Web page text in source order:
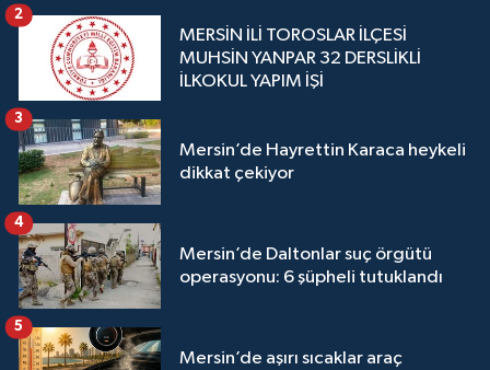
MERSİN İLİ TOROSLAR İLÇESİ
MUHSİN YANPAR 32 DERSLİKLİ
İLKOKUL YAPIM İŞİ
2
Mersin’de Hayrettin Karaca heykeli
dikkat çekiyor
3
Mersin’de Daltonlar suç örgütü
operasyonu: 6 şüpheli tutuklandı
4
Mersin’de aşırı sıcaklar araç
5